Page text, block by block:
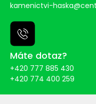
kamenictvi-
Máte dotaz?
+420 777 885 430
+420 774 400 259